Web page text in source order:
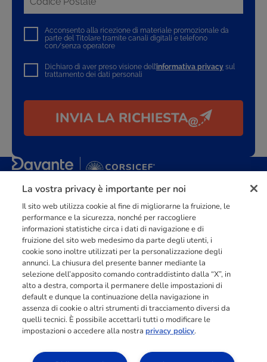
Acconsento alla ricezione di materiale promozionale da
parte del Titolare tramite canali digitali e telefono
con/senza operatore
Dichiaro di aver preso visione dell’informativa privacy sul
trattamento dei dati personali
INVIA LA RICHIESTA
Punto di riferimento didimensione europeanella
raggiunti e formati all’anno tra Spagna, Portogallo e Italia.
03211992123
INFORMAZIONI
RISORSE
La vostra privacy è importante per noi
Il sito web utilizza cookie al fine di migliorarne la fruizione, le
performance e la sicurezza, nonché per raccogliere
informazioni statistiche circa i dati di navigazione e di
fruizione del sito web medesimo da parte degli utenti, i
cookie sono inoltre utilizzati per la personalizzazione degli
annunci. La chiusura del presente banner mediante la
selezione dell’apposito comando contraddistinto dalla “X”, in
alto a destra, comporta il permanere delle impostazioni di
default e dunque la continuazione della navigazione in
assenza di cookie o altri strumenti di tracciamento diversi da
quelli tecnici. È possibile accettarli tutti o modificare le
impostazioni o accedere alla nostraprivacy policy.